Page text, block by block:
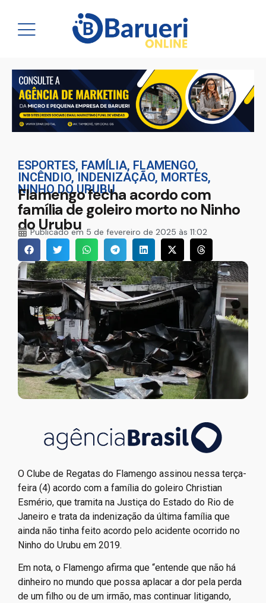
ESPORTES, FAMÍLIA, FLAMENGO,
INCÊNDIO, INDENIZAÇÃO, MORTES,
NINHO DO URUBU
Flamengo fecha acordo com
família de goleiro morto no Ninho
do Urubu
Publicado em 5 de fevereiro de 2025 às 11:02
O Clube de Regatas do Flamengo assinou nessa terça-
feira (4) acordo com a família do goleiro Christian
Esmério, que tramita na Justiça do Estado do Rio de
Janeiro e trata da indenização da última família que
ainda não tinha feito acordo pelo acidente ocorrido no
Ninho do Urubu em 2019.
Em nota, o Flamengo afirma que “entende que não há
dinheiro no mundo que possa aplacar a dor pela perda
de um filho ou de um irmão, mas continuar litigando,